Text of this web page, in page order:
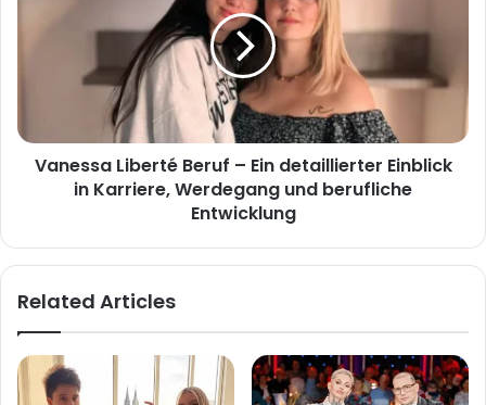
detaillierter
Karriere,
Werdegang
Vanessa Liberté Beruf – Ein detaillierter Einblick
in Karriere, Werdegang und berufliche
Entwicklung
Related Articles